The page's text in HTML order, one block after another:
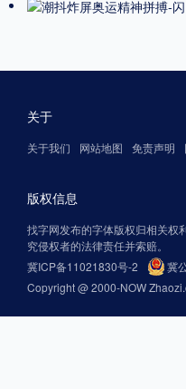
关于
关于我们 网站地图 免责声明
版权信息
找字网发布的字体版权归相关权
究侵权者的法律责任并索赔。
冀ICP备11021830号-2
冀
Copyright @ 2000-NOW